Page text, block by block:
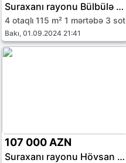
Suraxanı rayonu Bülbülə qəs.
4 otaqlı 115 m² 1 mərtəbə 3 sot
Bakı, 01.09.2024 21:41
107 000 AZN
Suraxanı rayonu Hövsan qəs.